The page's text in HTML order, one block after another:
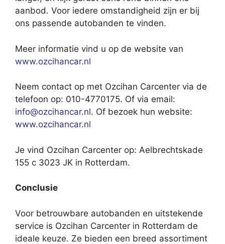
aanbod. Voor iedere omstandigheid zijn er bij
ons passende autobanden te vinden.
Meer informatie vind u op de website van
www.ozcihancar.nl
Neem contact op met Ozcihan Carcenter via de
telefoon op: 010-4770175. Of via email:
info@ozcihancar.nl. Of bezoek hun website:
www.ozcihancar.nl
Je vind Ozcihan Carcenter op: Aelbrechtskade
155 c 3023 JK in Rotterdam.
Conclusie
Voor betrouwbare autobanden en uitstekende
service is Ozcihan Carcenter in Rotterdam de
ideale keuze. Ze bieden een breed assortiment